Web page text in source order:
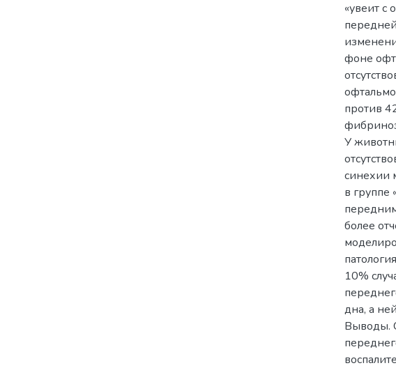
«увеит с
фоне
против
У
синехии
в группе
более
10%
дна, а
Выводы.